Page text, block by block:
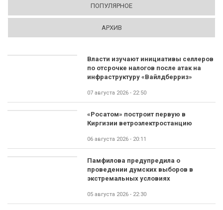
ПОПУЛЯРНОЕ
АРХИВ
Власти изучают инициативы селлеров
по отсрочке налогов после атак на
инфраструктуру «Вайлдберриз»
07 августа 2026 - 22:50
«Росатом» построит первую в
Киргизии ветроэлектростанцию
06 августа 2026 - 20:11
Памфилова предупредила о
проведении думских выборов в
экстремальных условиях
05 августа 2026 - 22:30